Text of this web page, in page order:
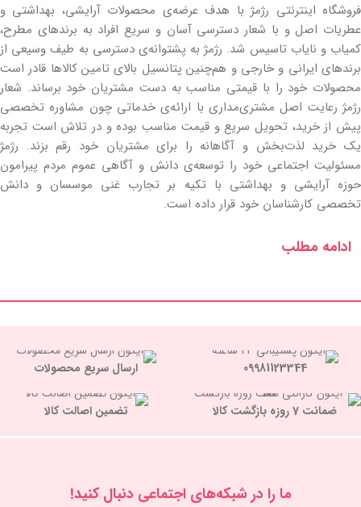
فروشگاه اینترنتی رژمژ با هدف عرضه‌ی محصولات آرایشی، بهداشتی و
عطریات اصل و با شعار دسترسی آسان و سریع افراد به برندهای مطرح،
کمیاب و نایاب تاسیس شد. رژمژ به پشتوانه‌ی دسترسی به طیف وسیعی از
برندهای ایرانی و خارجی و هم‌چنین پتانسیل بالای تامین کالاها قادر است
محصولات خود را با قیمتی مناسب به دست مشتریان خود برساند. شعار
رژمژ رعایت اصل مشتری‌مداری با ارائه‌ی خدماتی چون مشاوره تخصصی
پیش از خرید، تحویل سریع و قیمت مناسب بوده و در تلاش است تجربه
یک خرید لذت‌بخش و آگاهانه را برای مشتریان خود رقم بزند. رژمژ
مسئولیت اجتماعی خود را توسعه‌ی دانش و آگاهی عموم مردم پیرامون
حوزه آرایشی و بهداشتی با تکیه بر تجارب غنی موسسان و دانش
تخصصی کارشناسان خود قرار داده است.
ادامه مطلب
09981123344 ارسال سریع محصولات
ضمانت 7 روزه بازگشت کالا تضمین اصالت کالا
ما را در شبكه‌های اجتماعی دنبال کنید!